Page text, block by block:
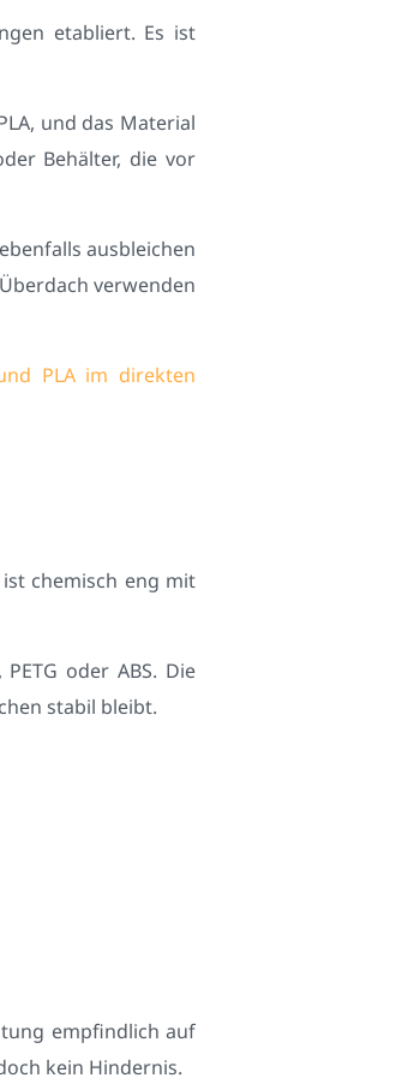
etabliert. Es ist
und das Material
Behälter, die vor
ausbleichen
verwenden
PLA im direkten
chemisch eng mit
oder ABS. Die
stabil bleibt.
empfindlich auf
kein Hindernis.